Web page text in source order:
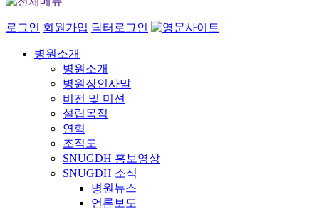
로그인 회원가입 닥터로그인
병원소개
병원소개
병원장인사말
비전 및 미션
설립목적
연혁
조직도
SNUGDH 홍보영상
SNUGDH 소식
병원뉴스
언론보도